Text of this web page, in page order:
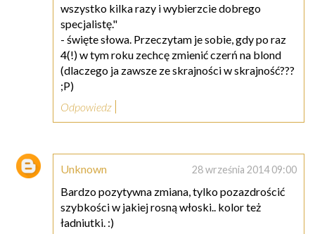
wszystko kilka razy i wybierzcie dobrego
specjalistę."
- święte słowa. Przeczytam je sobie, gdy po raz
4(!) w tym roku zechcę zmienić czerń na blond
(dlaczego ja zawsze ze skrajności w skrajność???
;P)
Odpowiedz
Unknown 28 września 2014 09:00
Bardzo pozytywna zmiana, tylko pozazdrościć
szybkości w jakiej rosną włoski.. kolor też
ładniutki. :)